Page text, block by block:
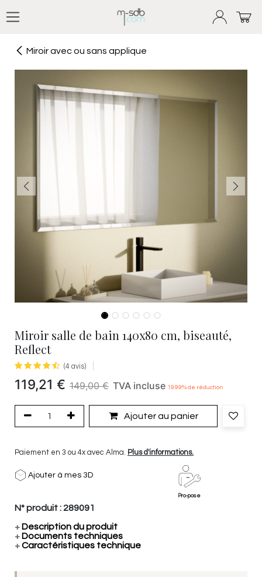
Miroir avec ou sans applique
Miroir salle de bain 140x80 cm, biseauté,
Reflect
(4 avis)
119,21 € 149,00€ TVA incluse 19.99% de réduction
Ajouter au panier
Paiement en 3 ou 4x avec Alma. Plus d'informations.
Ajouter à mes 3D
Pro-pose
N° produit : 289091
+ Description du produit
+ Documents techniques
+Caractéristiques technique